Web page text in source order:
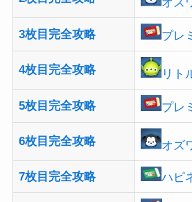
3枚目完全攻略 プレ
4枚目完全攻略 リト
5枚目完全攻略 プレ
6枚目完全攻略 オズ
7枚目完全攻略 ハピ